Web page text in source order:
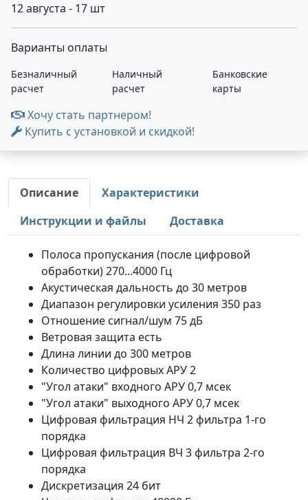
12 августа - 17 шт
Варианты оплаты
Безналичный
расчет
Наличный
расчет
Банковские
карты
Хочу стать партнером!
Купить с установкой и скидкой!
Описание
Характеристики
Инструкции и файлы
Доставка
Полоса пропускания (после цифровой
обработки) 270...4000 Гц
Акустическая дальность до 30 метров
Диапазон регулировки усиления 350 раз
Отношение сигнал/шум 75 дБ
Ветровая защита есть
Длина линии до 300 метров
Количество цифровых АРУ 2
"Угол атаки" входного АРУ 0,7 мсек
"Угол атаки" выходного АРУ 0,7 мсек
Цифровая фильтрация НЧ 2 фильтра 1-го
порядка
Цифровая фильтрация ВЧ 3 фильтра 2-го
порядка
Дискретизация 24 бит